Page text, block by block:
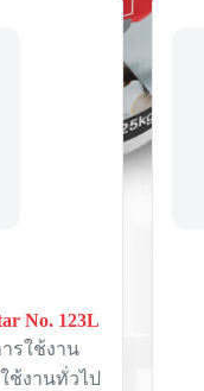
No. 123L
ารใช้งาน
ช้งานทั่วไป